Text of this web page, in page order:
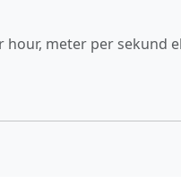
meter per sekund